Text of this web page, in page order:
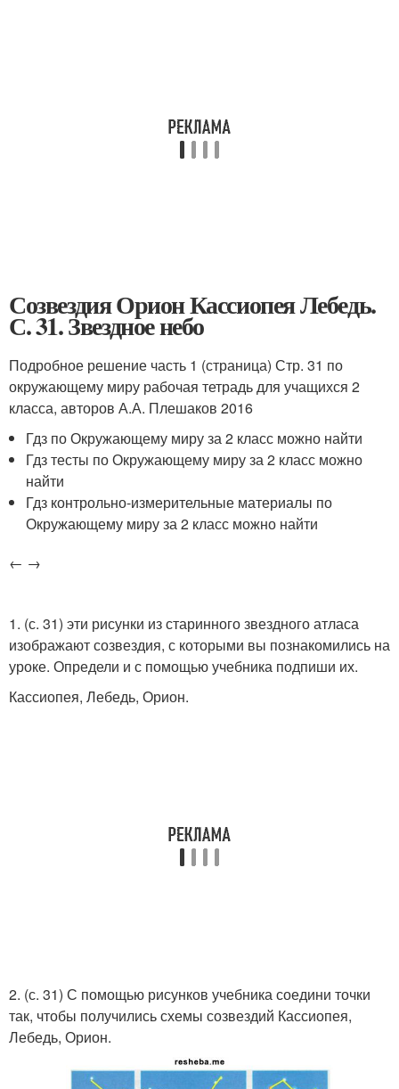
Созвездия Орион Кассиопея Лебедь.
С. 31. Звездное небо
Подробное решение часть 1 (страница) Стр. 31 по
окружающему миру рабочая тетрадь для учащихся 2
класса, авторов А.А. Плешаков 2016
Гдз по Окружающему миру за 2 класс можно найти
Гдз тесты по Окружающему миру за 2 класс можно
найти
Гдз контрольно-измерительные материалы по
Окружающему миру за 2 класс можно найти
← →
1. (с. 31) эти рисунки из старинного звездного атласа
изображают созвездия, с которыми вы познакомились на
уроке. Определи и с помощью учебника подпиши их.
Кассиопея, Лебедь, Орион.
2. (с. 31) С помощью рисунков учебника соедини точки
так, чтобы получились схемы созвездий Кассиопея,
Лебедь, Орион.